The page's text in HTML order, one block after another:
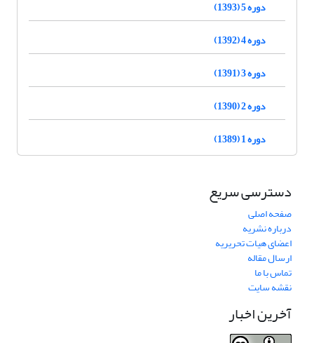
دوره 5 (1393)
دوره 4 (1392)
دوره 3 (1391)
دوره 2 (1390)
دوره 1 (1389)
دسترسی سریع
صفحه اصلی
درباره نشریه
اعضای هیات تحریریه
ارسال مقاله
تماس با ما
نقشه سایت
آخرین اخبار